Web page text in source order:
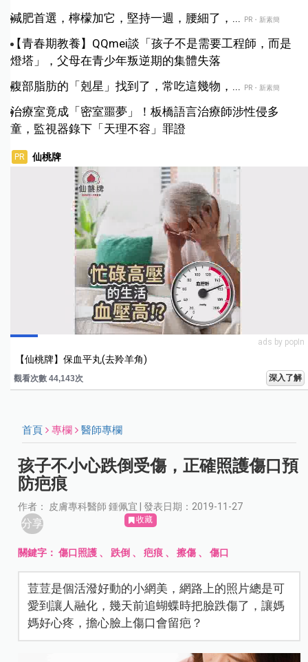
減肥首選，檸檬加它，堅持一週，腰細了，...
PR・新素簡
【青春期教養】QQmei談「孩子不是需要工程師，而是
燈塔」，父母在青少年叛逆期的集體失落
腹部脂肪的「剋星」找到了，常吃這幾物，...
PR・新素簡
治療室竟成「密室噩夢」！板橋語言治療師涉性侵多
童，監視器錄下「天理不容」罪證
PR 仙桃牌
ads by popIn
【仙桃牌】保血平丸(去羚羊角)
觀看次數 44,149次 深入了解
首頁 專欄 醫師專欄
孩子不小心跌倒受傷，正確照護傷口預
防疤痕
作者： 皮膚專科醫師 鍾佩宜 | 發表日期：2019-11-27
分享 收藏
關鍵字：傷口照護 、 跌倒 、疤痕 、擦傷 、傷口
荳荳是個活潑好動的小網美，網路上的照片總是可
愛到讓人融化，幾天前追蝴蝶時把臉跌傷了，讓媽
媽好心疼，擔心臉上傷口會留疤？